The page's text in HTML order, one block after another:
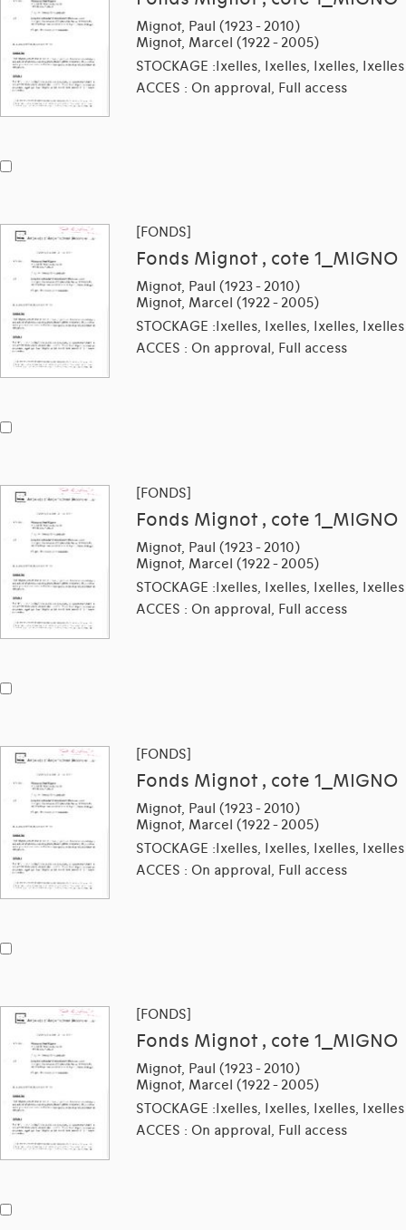
Mignot, Paul (1923 - 2010)
Mignot, Marcel (1922 - 2005)
STOCKAGE :Ixelles, Ixelles, Ixelles, Ixelles
ACCES : On approval, Full access
[FONDS]
Fonds Mignot , cote 1_MIGNO
Mignot, Paul (1923 - 2010)
Mignot, Marcel (1922 - 2005)
STOCKAGE :Ixelles, Ixelles, Ixelles, Ixelles
ACCES : On approval, Full access
[FONDS]
Fonds Mignot , cote 1_MIGNO
Mignot, Paul (1923 - 2010)
Mignot, Marcel (1922 - 2005)
STOCKAGE :Ixelles, Ixelles, Ixelles, Ixelles
ACCES : On approval, Full access
[FONDS]
Fonds Mignot , cote 1_MIGNO
Mignot, Paul (1923 - 2010)
Mignot, Marcel (1922 - 2005)
STOCKAGE :Ixelles, Ixelles, Ixelles, Ixelles
ACCES : On approval, Full access
[FONDS]
Fonds Mignot , cote 1_MIGNO
Mignot, Paul (1923 - 2010)
Mignot, Marcel (1922 - 2005)
STOCKAGE :Ixelles, Ixelles, Ixelles, Ixelles
ACCES : On approval, Full access